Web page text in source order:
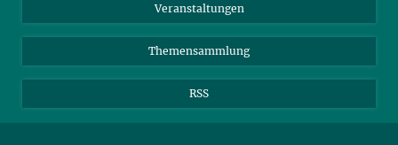
Veranstaltungen
Themensammlung
RSS